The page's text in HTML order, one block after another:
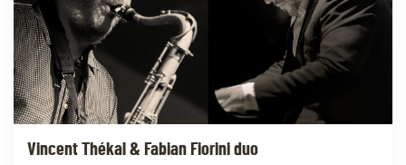
Vincent Thékal & Fabian Fiorini duo